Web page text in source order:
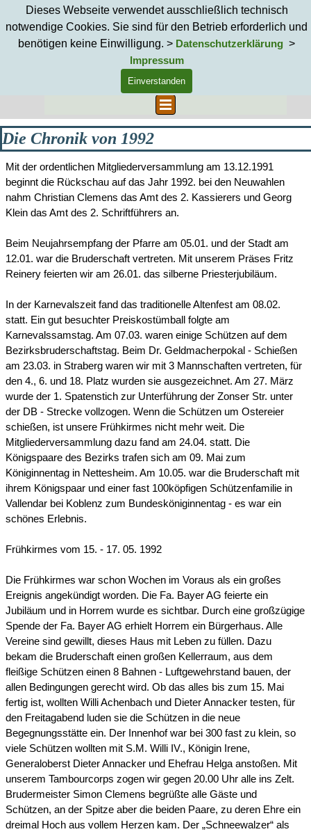
Dieses Webseite verwendet ausschließlich technisch
notwendige Cookies. Sie sind für den Betrieb erforderlich und
benötigen keine Einwilligung. > Datenschutzerklärung >
Impressum
Einverstanden
Direkt zum Seiteninhalt
Suchen
Menü überspringen
Die Chronik von 1992
Mit der ordentlichen Mitgliederversammlung am 13.12.1991
beginnt die Rückschau auf das Jahr 1992. bei den Neuwahlen
nahm Christian Clemens das Amt des 2. Kassierers und Georg
Klein das Amt des 2. Schriftführers an.
Beim Neujahrsempfang der Pfarre am 05.01. und der Stadt am
12.01. war die Bruderschaft vertreten. Mit unserem Präses Fritz
Reinery feierten wir am 26.01. das silberne Priesterjubiläum.
In der Karnevalszeit fand das traditionelle Altenfest am 08.02.
statt. Ein gut besuchter Preiskostümball folgte am
Karnevalssamstag. Am 07.03. waren einige Schützen auf dem
Bezirksbruderschaftstag. Beim Dr. Geldmacherpokal - Schießen
am 23.03. in Straberg waren wir mit 3 Mannschaften vertreten, für
den 4., 6. und 18. Platz wurden sie ausgezeichnet. Am 27. März
wurde der 1. Spatenstich zur Unterführung der Zonser Str. unter
der DB - Strecke vollzogen. Wenn die Schützen um Ostereier
schießen, ist unsere Frühkirmes nicht mehr weit. Die
Mitgliederversammlung dazu fand am 24.04. statt. Die
Königspaare des Bezirks trafen sich am 09. Mai zum
Königinnentag in Nettesheim. Am 10.05. war die Bruderschaft mit
ihrem Königspaar und einer fast 100köpfigen Schützenfamilie in
Vallendar bei Koblenz zum Bundesköniginnentag - es war ein
schönes Erlebnis.
Frühkirmes vom 15. - 17. 05. 1992
Die Frühkirmes war schon Wochen im Voraus als ein großes
Ereignis angekündigt worden. Die Fa. Bayer AG feierte ein
Jubiläum und in Horrem wurde es sichtbar. Durch eine großzügige
Spende der Fa. Bayer AG erhielt Horrem ein Bürgerhaus. Alle
Vereine sind gewillt, dieses Haus mit Leben zu füllen. Dazu
bekam die Bruderschaft einen großen Kellerraum, aus dem
fleißige Schützen einen 8 Bahnen - Luftgewehrstand bauen, der
allen Bedingungen gerecht wird. Ob das alles bis zum 15. Mai
fertig ist, wollten Willi Achenbach und Dieter Annacker testen, für
den Freitagabend luden sie die Schützen in die neue
Begegnungsstätte ein. Der Innenhof war bei 300 fast zu klein, so
viele Schützen wollten mit S.M. Willi IV., Königin Irene,
Generaloberst Dieter Annacker und Ehefrau Helga anstoßen. Mit
unserem Tambourcorps zogen wir gegen 20.00 Uhr alle ins Zelt.
Brudermeister Simon Clemens begrüßte alle Gäste und
Schützen, an der Spitze aber die beiden Paare, zu deren Ehre ein
dreimal Hoch aus vollem Herzen kam. Der „Schneewalzer“ als